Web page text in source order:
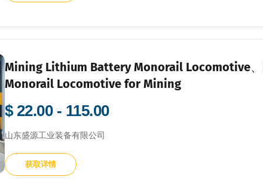
Mining Lithium Battery Monorail Locomotive
Monorail Locomotive for Mining
$ 22.00 - 115.00
山东盛源工业装备有限公司
获取详情